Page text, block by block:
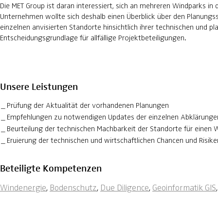
Die MET Group ist daran interessiert, sich an mehreren Windparks
Unternehmen wollte sich deshalb einen Überblick über den
einzelnen anvisierten Standorte hinsichtlich ihrer technischen und
Entscheidungsgrundlage für allfällige Projektbeteiligungen.
Unsere Leistungen
Prüfung der Aktualität der vorhandenen Planungen
Empfehlungen zu notwendigen Updates der einzelnen
Beurteilung der technischen Machbarkeit der Standorte für einen
Eruierung der technischen und wirtschaftlichen Chancen und
Beteiligte Kompetenzen
Windenergie, Bodenschutz, Due Diligence, Geoinformatik GIS